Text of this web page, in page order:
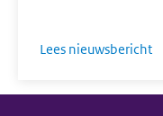
Lees nieuwsbericht